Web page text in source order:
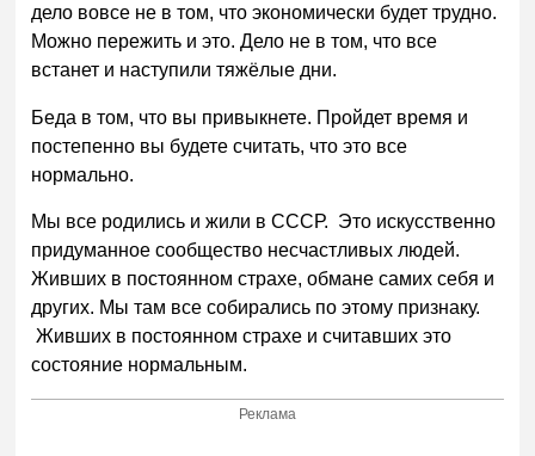
дело вовсе не в том, что экономически будет трудно.
Можно пережить и это. Дело не в том, что все
встанет и наступили тяжёлые дни.
Беда в том, что вы привыкнете. Пройдет время и
постепенно вы будете считать, что это все
нормально.
Мы все родились и жили в СССР. Это искусственно
придуманное сообщество несчастливых людей.
Живших в постоянном страхе, обмане самих себя и
других. Мы там все собирались по этому признаку.
Живших в постоянном страхе и считавших это
состояние нормальным.
Реклама